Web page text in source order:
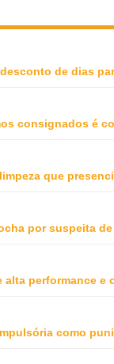
de dias
consignados é
que
por suspeita
performance e
como